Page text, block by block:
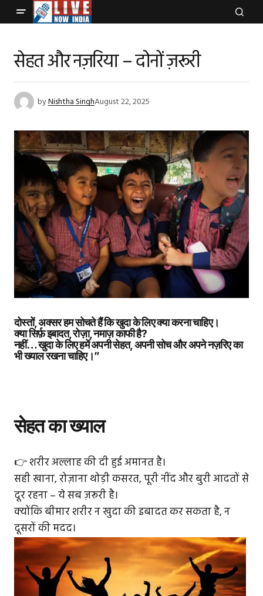
सेहत और नज़रिया – दोनों ज़रूरी
byNishtha SinghAugust 22, 2025
दोस्तों, अक्सर हम सोचते हैं कि खुदा के लिए क्या करना चाहिए।
क्या सिर्फ़ इबादत, रोज़ा, नमाज़ काफी है?
नहीं… खुदा के लिए हमें अपनी सेहत, अपनी सोच और अपने नज़रिए का
भी ख्याल रखना चाहिए।”
सेहत का ख्याल
👉 शरीर अल्लाह की दी हुई अमानत है।
सही खाना, रोज़ाना थोड़ी कसरत, पूरी नींद और बुरी आदतों से
दूर रहना – ये सब ज़रूरी है।
क्योंकि बीमार शरीर न खुदा की इबादत कर सकता है, न
दूसरों की मदद।